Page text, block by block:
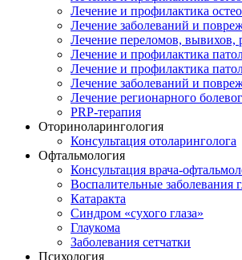
Лечение и профилактика
Лечение заболеваний и
Лечение переломов, вывихов,
Лечение и профилактика
Лечение и профилактика
Лечение заболеваний и
Лечение регионарного
PRP-терапия
Оториноларингология
Консультация отоларинголога
Офтальмология
Консультация врача-
Воспалительные заболевания
Катаракта
Синдром «сухого глаза»
Глаукома
Заболевания сетчатки
Психология